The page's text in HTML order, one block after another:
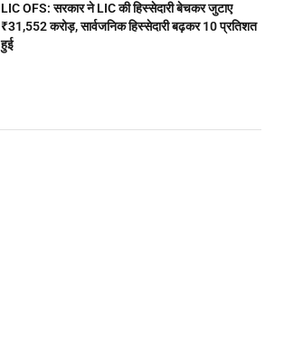
LIC OFS: सरकार ने LIC की हिस्सेदारी बेचकर जुटाए
₹31,552 करोड़, सार्वजनिक हिस्सेदारी बढ़कर 10 प्रतिशत
हुई